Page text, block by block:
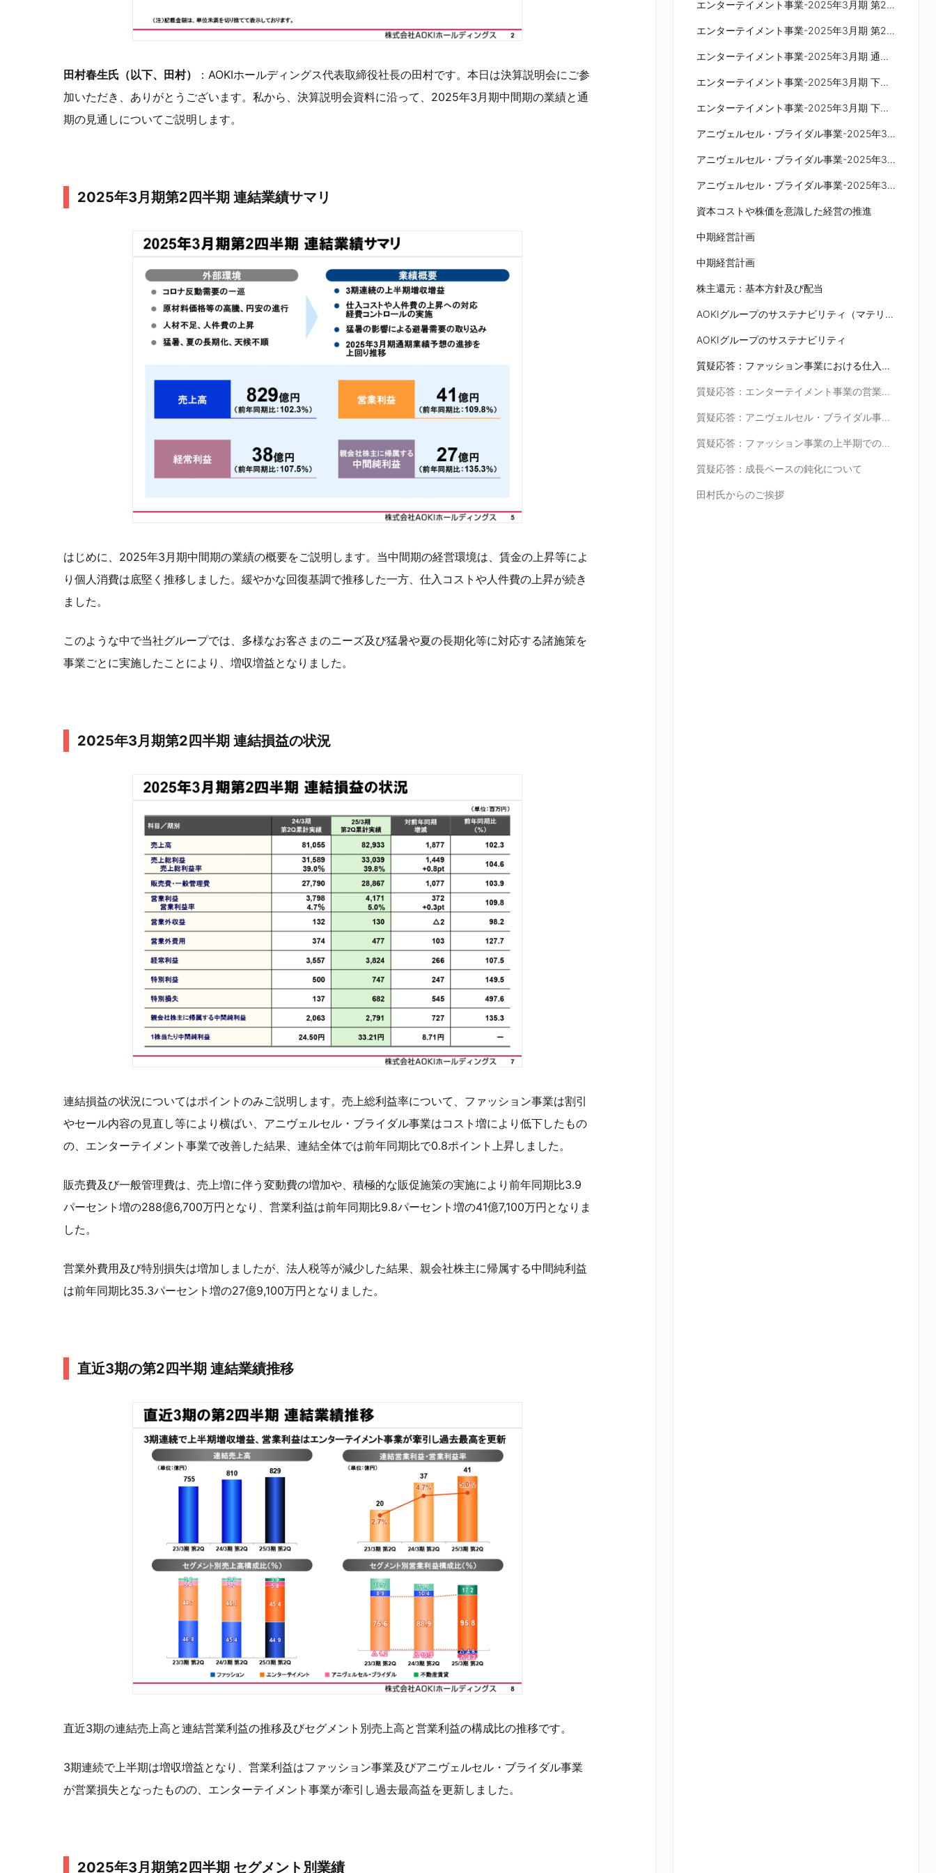
田村春生氏（以下、田村）
：AOKIホールディングス代表取締役社長の田村です。本日は決算説明会にご参
加いただき、ありがとうございます。私から、決算説明会資料に沿って、2025年3月期中間期の業績と通
期の見通しについてご説明します。
2025年3月期第2四半期 連結業績サマリ
はじめに、2025年3月期中間期の業績の概要をご説明します。当中間期の経営環境は、賃金の上昇等によ
り個人消費は底堅く推移しました。緩やかな回復基調で推移した一方、仕入コストや人件費の上昇が続き
ました。
このような中で当社グループでは、多様なお客さまのニーズ及び猛暑や夏の長期化等に対応する諸施策を
事業ごとに実施したことにより、増収増益となりました。
2025年3月期第2四半期 連結損益の状況
連結損益の状況についてはポイントのみご説明します。売上総利益率について、ファッション事業は割引
やセール内容の見直し等により横ばい、アニヴェルセル・ブライダル事業はコスト増により低下したもの
の、エンターテイメント事業で改善した結果、連結全体では前年同期比で0.8ポイント上昇しました。
販売費及び一般管理費は、売上増に伴う変動費の増加や、積極的な販促施策の実施により前年同期比3.9
パーセント増の288億6,700万円となり、営業利益は前年同期比9.8パーセント増の41億7,100万円となりま
した。
営業外費用及び特別損失は増加しましたが、法人税等が減少した結果、親会社株主に帰属する中間純利益
は前年同期比35.3パーセント増の27億9,100万円となりました。
直近3期の第2四半期 連結業績推移
直近3期の連結売上高と連結営業利益の推移及びセグメント別売上高と営業利益の構成比の推移です。
3期連続で上半期は増収増益となり、営業利益はファッション事業及びアニヴェルセル・ブライダル事業
が営業損失となったものの、エンターテイメント事業が牽引し過去最高益を更新しました。
2025年3月期第2四半期 セグメント別業績
エンターテイメント事業-2025年3月期 第2四半期の概況
エンターテイメント事業-2025年3月期 第2四半期の概要：既存店の状況
エンターテイメント事業-2025年3月期 通期の見通し
エンターテイメント事業-2025年3月期 下期の取り組み
エンターテイメント事業-2025年3月期 下期の取り組み
アニヴェルセル・ブライダル事業-2025年3月期 第2四半期の概況
アニヴェルセル・ブライダル事業-2025年3月期 第2四半期の概況：トピックス
アニヴェルセル・ブライダル事業-2025年3月期 通期の見通し
資本コストや株価を意識した経営の推進
中期経営計画
中期経営計画
株主還元：基本方針及び配当
AOKIグループのサステナビリティ（マテリアリティとKPI）
AOKIグループのサステナビリティ
質疑応答：ファッション事業における仕入原価の状況について
質疑応答：エンターテイメント事業の営業利益予想について
質疑応答：アニヴェルセル・ブライダル事業の営業利益予想について
質疑応答：ファッション事業の上半期での黒字化定着ついて
質疑応答：成長ペースの鈍化について
田村氏からのご挨拶